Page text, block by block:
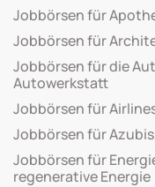
Jobbörsen für
Jobbörsen für
Jobbörsen für die
Autowerkstatt
Jobbörsen für
Jobbörsen für
Jobbörsen für
regenerative Energie